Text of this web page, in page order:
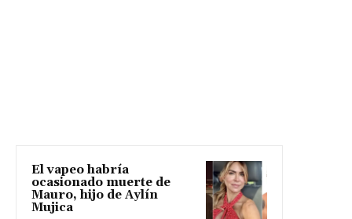
El vapeo habría
ocasionado muerte de
Mauro, hijo de Aylín
Mujica